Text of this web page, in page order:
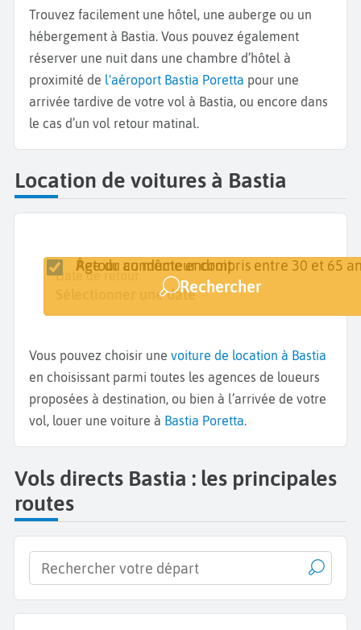
Trouvez facilement une hôtel, une auberge ou un
hébergement à Bastia. Vous pouvez également
réserver une nuit dans une chambre d’hôtel à
proximité de l'aéroport Bastia Poretta pour une
arrivée tardive de votre vol à Bastia, ou encore dans
le cas d’un vol retour matinal.
Location de voitures à Bastia
Lieu de retrait
Date de retrait
Sélectionner une date
Date de retour
Sélectionner une date
Retour au même endroit
Âge du conducteur compris entre 30 et 65
Rechercher
Vous pouvez choisir une voiture de location à Bastia
en choisissant parmi toutes les agences de loueurs
proposées à destination, ou bien à l’arrivée de votre
vol, louer une voiture à Bastia Poretta.
Vols directs Bastia : les principales
routes